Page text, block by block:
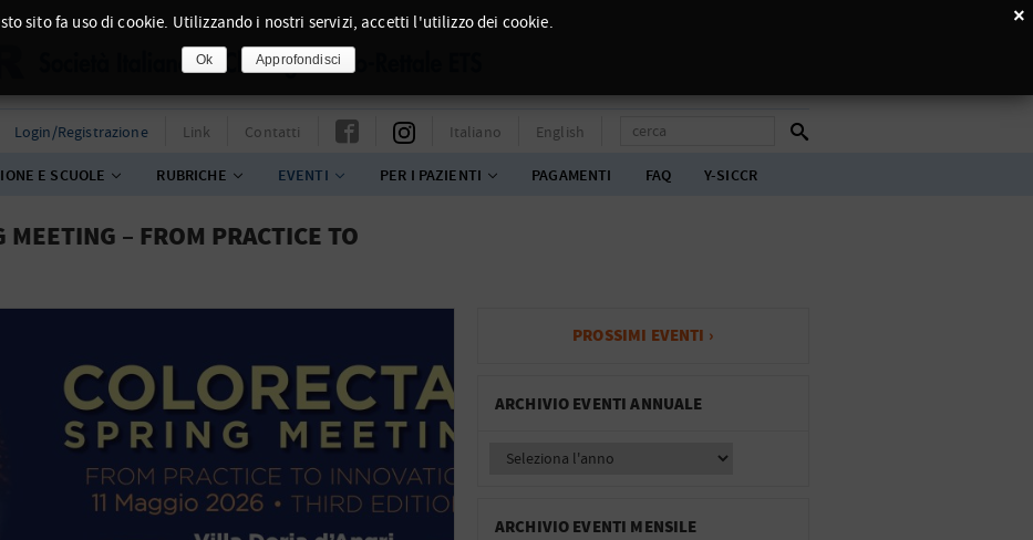
Login/Registrazione Link Contatti Italiano English
E SCUOLE RUBRICHE EVENTI PER I PAZIENTI PAGAMENTI FAQ Y-SICCR
MEETING – FROM PRACTICE TO
PROSSIMI EVENTI ›
ARCHIVIO EVENTI ANNUALE
ARCHIVIO EVENTI MENSILE
×
sito fa uso di cookie. Utilizzando i nostri servizi, accetti l'utilizzo dei cookie.
Ok Approfondisci